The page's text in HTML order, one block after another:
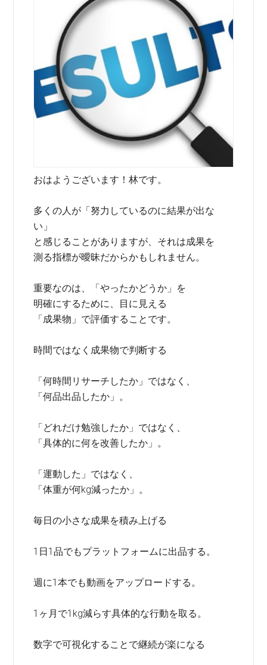
おはようございます！林です。
多くの人が「努力しているのに結果が出な
い」
と感じることがありますが、それは成果を
測る指標が曖昧だからかもしれません。
重要なのは、「やったかどうか」を
明確にするために、目に見える
「成果物」で評価することです。
時間ではなく成果物で判断する
「何時間リサーチしたか」ではなく、
「何品出品したか」。
「どれだけ勉強したか」ではなく、
「具体的に何を改善したか」。
「運動した」ではなく、
「体重が何kg減ったか」。
毎日の小さな成果を積み上げる
1日1品でもプラットフォームに出品する。
週に1本でも動画をアップロードする。
1ヶ月で1kg減らす具体的な行動を取る。
数字で可視化することで継続が楽になる